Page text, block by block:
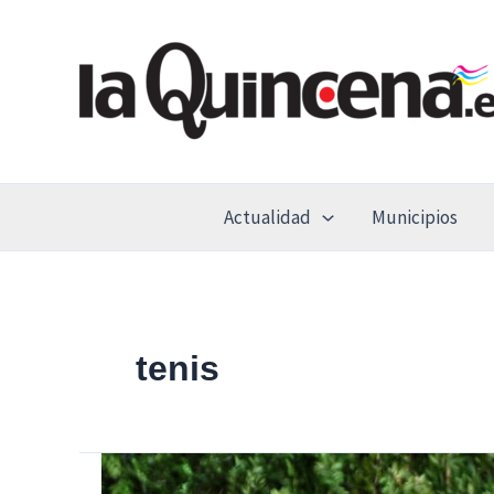
Actualidad Municipios
tenis
Con